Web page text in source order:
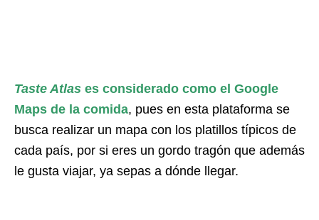
Taste Atlas es considerado como el Google
Maps de la comida, pues en esta plataforma se
busca realizar un mapa con los platillos típicos de
cada país, por si eres un gordo tragón que además
le gusta viajar, ya sepas a dónde llegar.